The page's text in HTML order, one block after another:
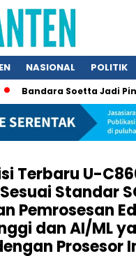
NASIONAL POLITIK
Bandara Soetta Jadi Pintu
Terbaru U-
Standar
Pemrosesan
dan AI/ML
Prosesor